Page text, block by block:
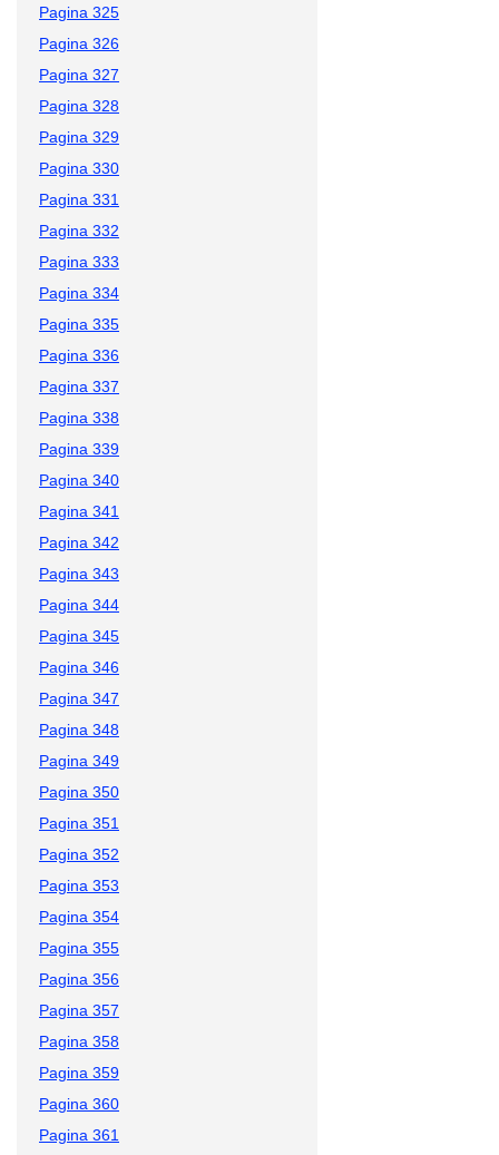
Pagina 325
Pagina 326
Pagina 327
Pagina 328
Pagina 329
Pagina 330
Pagina 331
Pagina 332
Pagina 333
Pagina 334
Pagina 335
Pagina 336
Pagina 337
Pagina 338
Pagina 339
Pagina 340
Pagina 341
Pagina 342
Pagina 343
Pagina 344
Pagina 345
Pagina 346
Pagina 347
Pagina 348
Pagina 349
Pagina 350
Pagina 351
Pagina 352
Pagina 353
Pagina 354
Pagina 355
Pagina 356
Pagina 357
Pagina 358
Pagina 359
Pagina 360
Pagina 361